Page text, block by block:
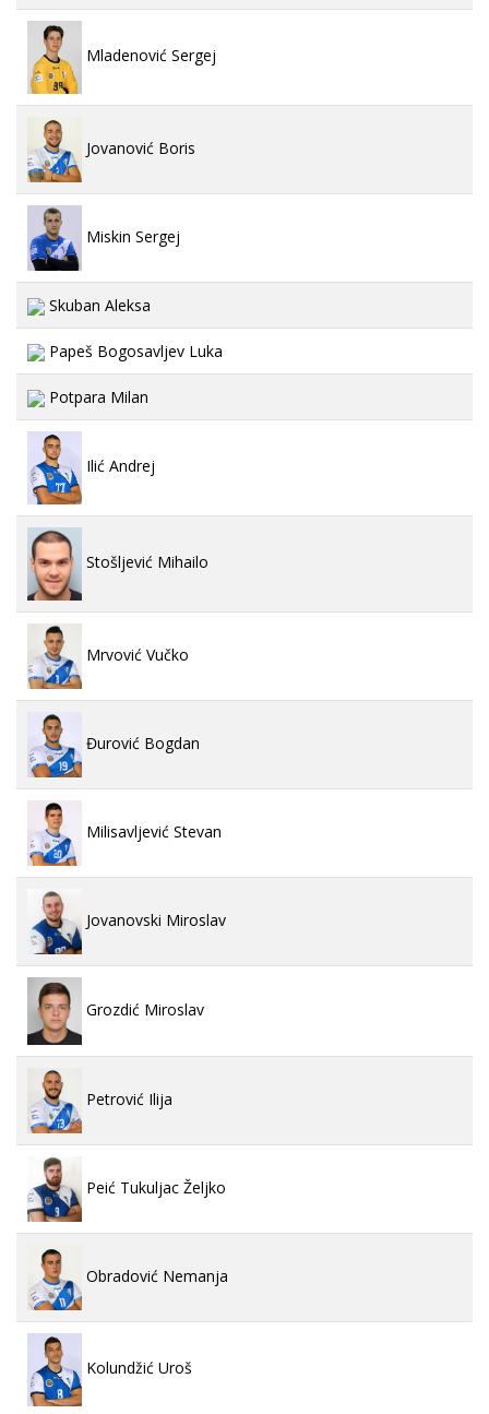
Mladenović Sergej
Jovanović Boris
Miskin Sergej
Skuban Aleksa
Papeš Bogosavljev Luka
Potpara Milan
Ilić Andrej
Stošljević Mihailo
Mrvović Vučko
Đurović Bogdan
Milisavljević Stevan
Jovanovski Miroslav
Grozdić Miroslav
Petrović Ilija
Peić Tukuljac Željko
Obradović Nemanja
Kolundžić Uroš